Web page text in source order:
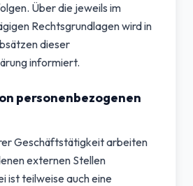
Über die jeweils im
Rechtsgrundlagen wird in
dieser
informiert.
personenbezogenen
Geschäftstätigkeit arbeiten
externen Stellen
ist teilweise auch eine